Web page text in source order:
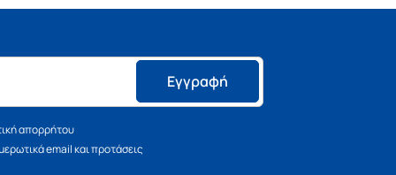
Εγγραφή
απορρήτου
email και προτάσεις